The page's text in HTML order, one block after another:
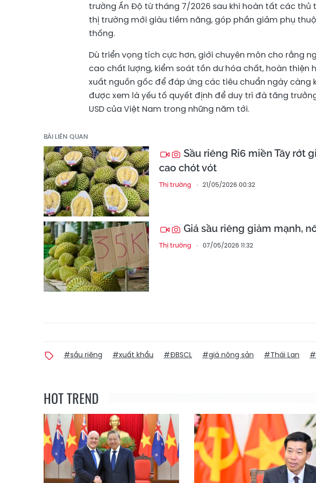
trường Ấn Độ từ tháng 7/2026 sau khi hoàn tất các thủ
thị trường mới giàu tiềm năng, góp phần giảm phụ
thống.
Dù triển vọng tích cực hơn, giới chuyên môn cho rằng
cao chất lượng, kiểm soát tồn dư hóa chất, hoàn thiện
xuất nguồn gốc để đáp ứng các tiêu chuẩn ngày càng
được xem là yếu tố quyết định để duy trì đà tăng
USD của Việt Nam trong những năm tới.
BÀI LIÊN QUAN
Sầu riêng Ri6 miền Tây rớt
cao chót vót
Thị trường 21/05/2026 00:32
Giá sầu riêng giảm mạnh,
Thị trường 07/05/2026 11:32
#sầu riêng #xuất khẩu #ĐBSCL #giá nông sản #Thái Lan
HOT TREND